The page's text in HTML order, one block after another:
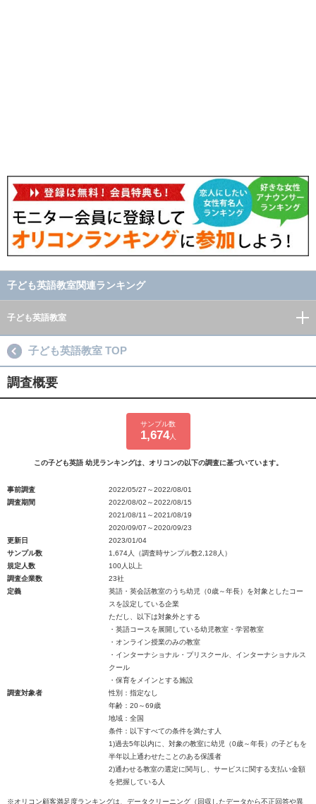
子ども英語教室関連ランキング
子ども英語教室
子ども英語教室 TOP
調査概要
サンプル数
1,674人
この子ども英語 幼児ランキングは、オリコンの以下の調査に基づいています。
事前調査
2022/05/27～2022/08/01
調査期間
2022/08/02～2022/08/15
2021/08/11～2021/08/19
2020/09/07～2020/09/23
更新日
2023/01/04
サンプル数
1,674人（調査時サンプル数2,128人）
規定人数
100人以上
調査企業数
23社
定義
英語・英会話教室のうち幼児（0歳～年長）を対象としたコー
スを設定している企業
ただし、以下は対象外とする
・英語コースを展開している幼児教室・学習教室
・オンライン授業のみの教室
・インターナショナル・プリスクール、インターナショナルス
クール
・保育をメインとする施設
調査対象者
性別：指定なし
年齢：20～69歳
地域：全国
条件：以下すべての条件を満たす人
1)過去5年以内に、対象の教室に幼児（0歳～年長）の子どもを
半年以上通わせたことのある保護者
2)通わせる教室の選定に関与し、サービスに関する支払い金額
を把握している人
※オリコン顧客満足度ランキングは、データクリーニング（回収したデータから不正回答や異